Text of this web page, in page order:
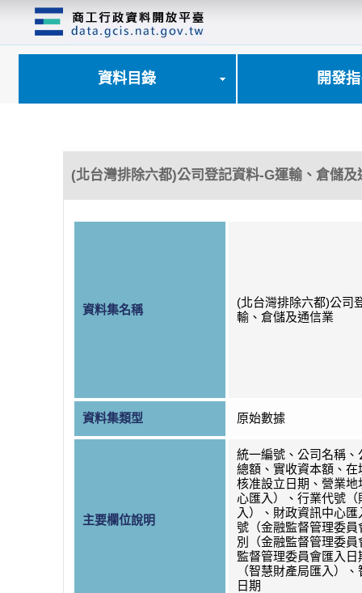
資料目錄 開發
(北台灣排除六都)公司登記資料-G運輸、倉儲及
資料集名稱
(北台灣排除六都)公司
輸、倉儲及通信業
資料集類型 原始數據
主要欄位說明
統一編號、公司名稱、
總額、實收資本額、在
核准設立日期、營業地
心匯入）、行業代號（
入）、財政資訊中心
號（金融監督管理委員
別（金融監督管理委
監督管理委員會匯入日
（智慧財產局匯入）
日期